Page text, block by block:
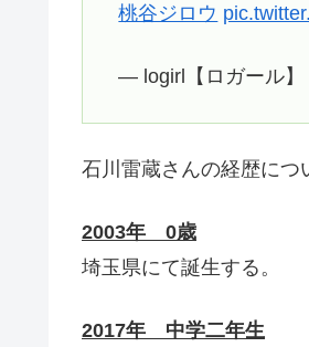
桃谷ジロウ
— logirl【ロガール
石川雷蔵さんの経歴につ
2003年 0歳
埼玉県にて誕生する。
2017年 中学二年生